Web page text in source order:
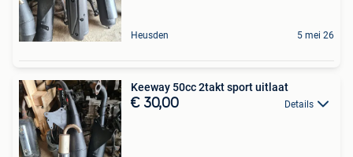
Heusden 5 mei 26
Keeway 50cc 2takt sport uitlaat
€ 30,00 Details